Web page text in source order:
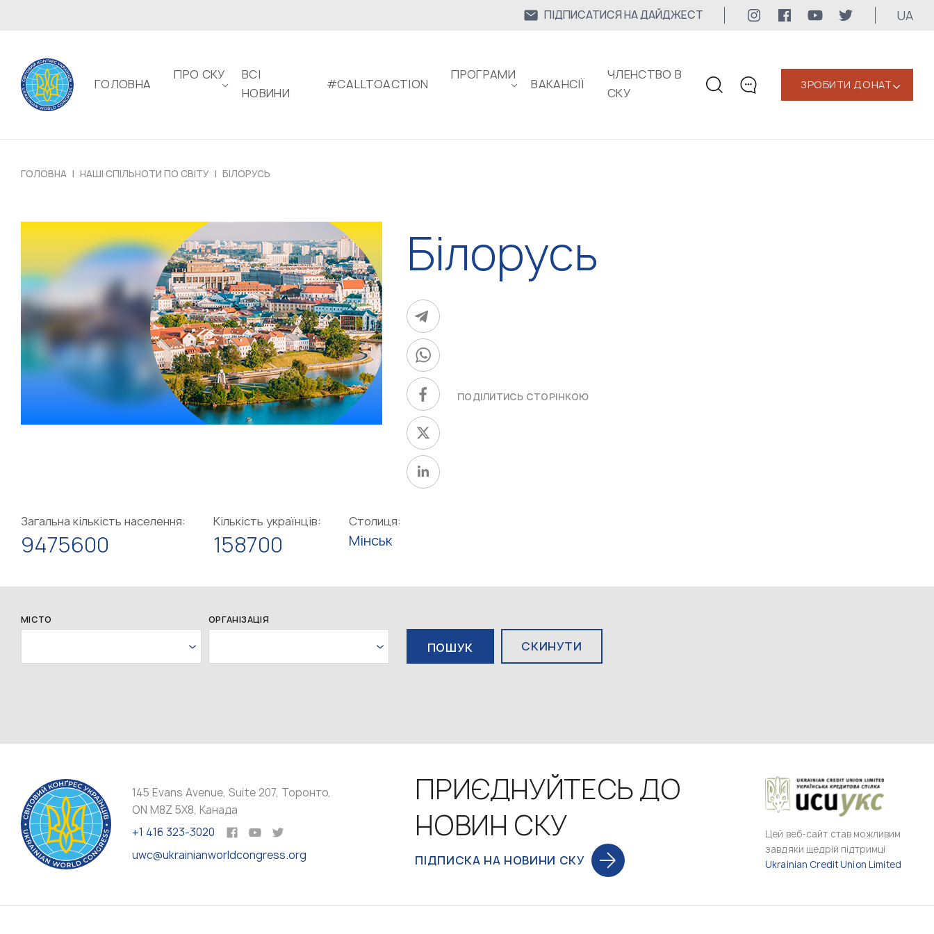
ПІДПИСАТИСЯ НА ДАЙДЖЕСТ UA
ГОЛОВНА
ПРО СКУ
ВСІ
НОВИНИ
#CALLTOACTION
ПРОГРАМИ
ВАКАНСІЇ
ЧЛЕНСТВО В
СКУ
ЗРОБИТИ ДОНАТ‹
ГОЛОВНА | НАШІ СПІЛЬНОТИ ПО СВІТУ | БІЛОРУСЬ
Білорусь
ПОДІЛИТИСЬ СТОРІНКОЮ
Загальна кількість населення:
9475600
Кількість українців:
158700
Столиця:
Мінськ
МІСТО ОРГАНІЗАЦІЯ
СКИНУТИ
145 Evans Avenue, Suite 207, Торонто,
ON M8Z 5X8, Канада
+1 416 323-3020
uwc@ukrainianworldcongress.org
ПРИЄДНУЙТЕСЬ ДО
НОВИН СКУ
ПІДПИСКА НА НОВИНИ СКУ
Цей веб-сайт став можливим
завдяки щедрій підтримці
Ukrainian Credit Union Limited